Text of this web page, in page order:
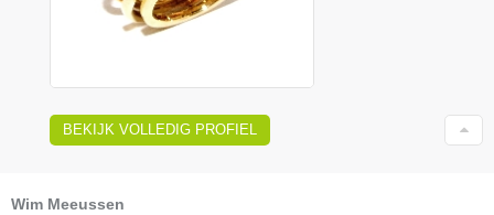
BEKIJK VOLLEDIG PROFIEL
Wim Meeussen